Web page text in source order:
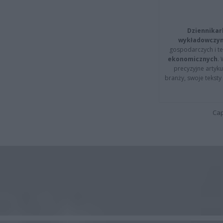
gospodarczych i
ekonomicznych.
precyzyjne
branży, swoje